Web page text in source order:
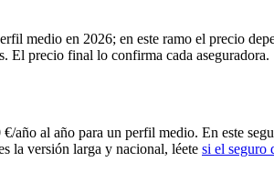
medio en 2026; en este ramo el precio
El precio final lo confirma cada aseguradora.
año al año para un perfil medio. En este
la versión larga y nacional, léete si el seguro